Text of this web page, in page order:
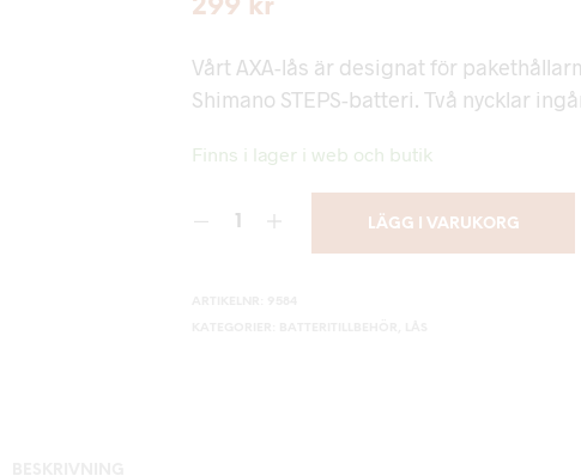
299 kr
Vårt AXA-lås är designat för
Shimano STEPS-batteri. Två nycklar
Finns i lager i web och butik
LÄGG I VARUKORG